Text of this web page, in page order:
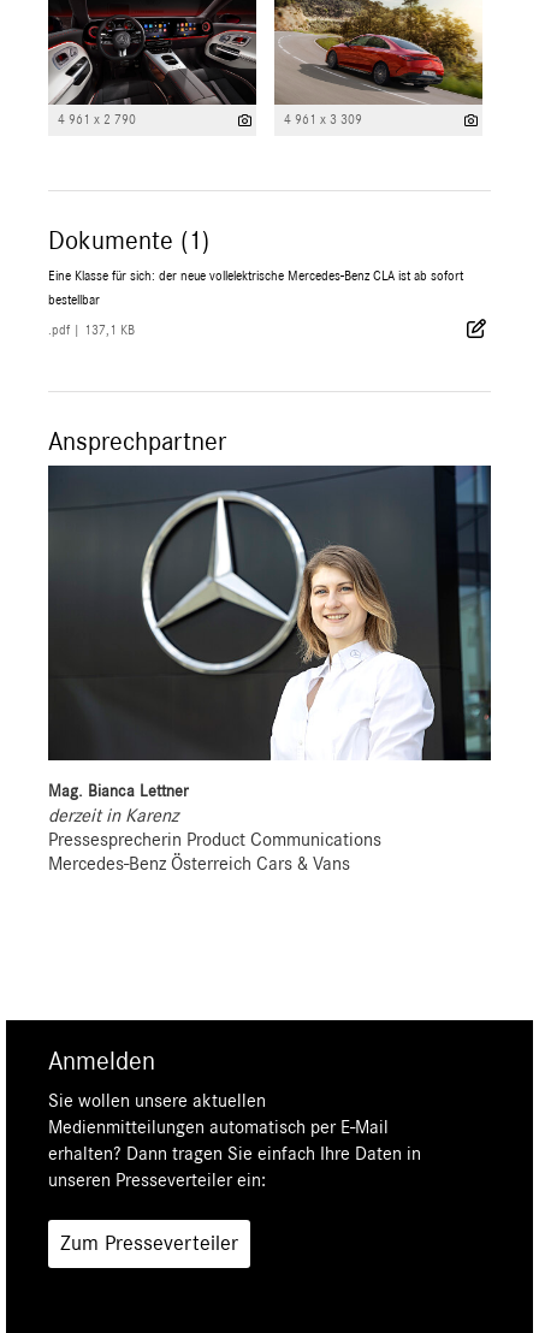
4 961 x 2 790 4 961 x 3 309
Dokumente (1)
Eine Klasse für sich: der neue vollelektrische Mercedes-Benz CLA ist ab sofort
bestellbar
.pdf 137,1 KB
Ansprechpartner
Mag. Bianca Lettner
derzeit in Karenz
Pressesprecherin Product Communications
Mercedes-Benz Österreich Cars & Vans
Anmelden
Sie wollen unsere aktuellen
Medienmitteilungen automatisch per E-Mail
erhalten? Dann tragen Sie einfach Ihre Daten in
unseren Presseverteiler ein:
Zum Presseverteiler